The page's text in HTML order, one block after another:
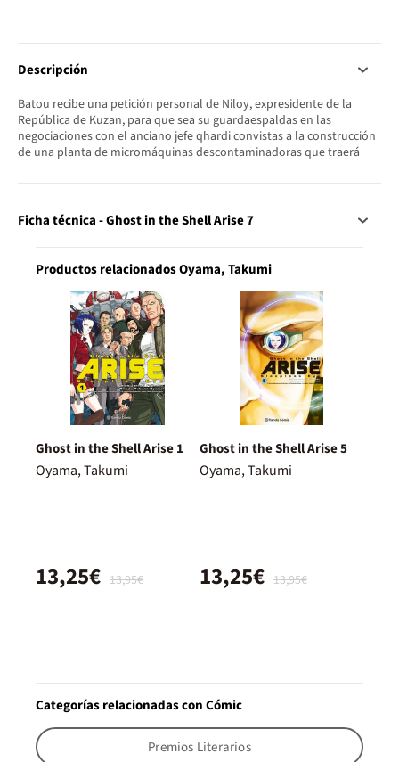
Descripción
Batou recibe una petición personal de Niloy, expresidente de la
República de Kuzan, para que sea su guardaespaldas en las
negociaciones con el anciano jefe qhardi convistas a la construcción
de una planta de micromáquinas descontaminadoras que traerá
Ficha técnica - Ghost in the Shell Arise 7
Productos relacionados Oyama, Takumi
Ghost in the Shell Arise 1
Oyama, Takumi
13,95€
13,25€
Ghost in the Shell Arise 5
Oyama, Takumi
13,95€
13,25€
Categorías relacionadas con Cómic
Premios Literarios